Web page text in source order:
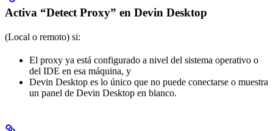
Activa “Detect Proxy” en Devin Desktop
(Local o remoto) si:
El proxy ya está configurado a nivel del sistema operativo o
del IDE en esa máquina, y
Devin Desktop es lo único que no puede conectarse o muestra
un panel de Devin Desktop en blanco.